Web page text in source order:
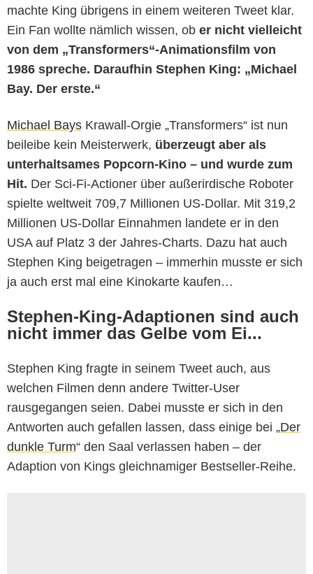
machte King übrigens in einem weiteren Tweet klar.
Ein Fan wollte nämlich wissen, ob er nicht vielleicht
von dem „Transformers“-Animationsfilm von
1986 spreche. Daraufhin Stephen King: „Michael
Bay. Der erste.“
Michael Bays Krawall-Orgie „Transformers“ ist nun
beileibe kein Meisterwerk, überzeugt aber als
unterhaltsames Popcorn-Kino – und wurde zum
Hit. Der Sci-Fi-Actioner über außerirdische Roboter
spielte weltweit 709,7 Millionen US-Dollar. Mit 319,2
Millionen US-Dollar Einnahmen landete er in den
USA auf Platz 3 der Jahres-Charts. Dazu hat auch
Stephen King beigetragen – immerhin musste er sich
ja auch erst mal eine Kinokarte kaufen…
Stephen-King-Adaptionen sind auch
nicht immer das Gelbe vom Ei...
Stephen King fragte in seinem Tweet auch, aus
welchen Filmen denn andere Twitter-User
rausgegangen seien. Dabei musste er sich in den
Antworten auch gefallen lassen, dass einige bei „Der
dunkle Turm“ den Saal verlassen haben – der
Adaption von Kings gleichnamiger Bestseller-Reihe.